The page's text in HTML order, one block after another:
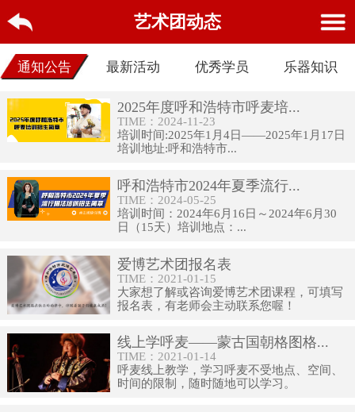
艺术团动态
通知公告 最新活动 优秀学员 乐器知识
2025年度呼和浩特市呼麦培...
TIME：2024-11-23
培训时间:2025年1月4日——2025年1月17日
培训地址:呼和浩特市...
呼和浩特市2024年夏季流行...
TIME：2024-05-25
培训时间：2024年6月16日～2024年6月30
日（15天）培训地点：...
爱博艺术团报名表
TIME：2021-01-15
大家想了解或咨询爱博艺术团课程，可填写
报名表，有老师会主动联系您喔！
线上学呼麦——蒙古国朝格图格...
TIME：2021-01-14
呼麦线上教学，学习呼麦不受地点、空间、
时间的限制，随时随地可以学习。